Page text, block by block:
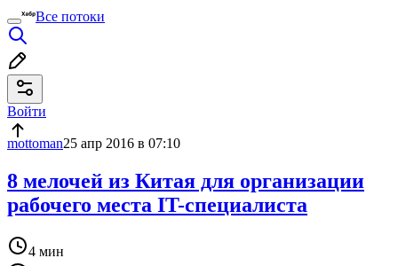
Все потоки
Войти
mottoman25 апр 2016 в 07:10
8 мелочей из Китая для организации
рабочего места IT-специалиста
4 мин